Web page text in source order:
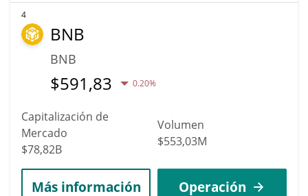
4
BNB
BNB
$591,83 0.20%
Capitalización de
Mercado
$78,82B
Volumen
$553,03M
Más información Operación